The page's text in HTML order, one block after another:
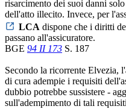
risarcimento dei suoi danni
dell'atto illecito. Invece, per
LCA dispone che i diritti
passano all'assicuratore.
BGE 94 II 173 S. 187
Secondo la ricorrente Elvezia,
di cura adempie i requisiti
dubbio potrebbe sussistere -
sull'adempimento di tali